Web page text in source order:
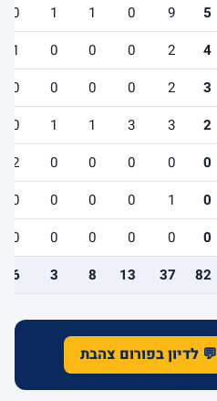
5
9
0
1
1
0
4
2
0
0
0
1
3
2
0
0
0
0
2
3
3
1
1
0
0
0
0
0
0
2
0
1
0
0
0
0
0
0
0
0
0
0
82
37
13
8
3
6
💬 לדיון בפורום צהבת